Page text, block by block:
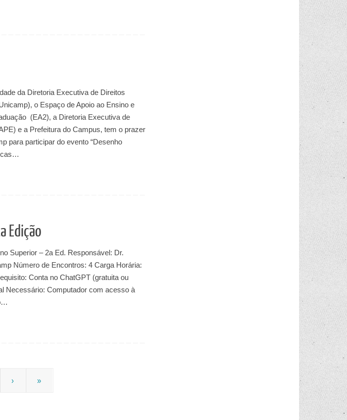
da Diretoria Executiva de Direitos
o Espaço de Apoio ao Ensino e
(EA2), a Diretoria Executiva de
e a Prefeitura do Campus, tem o prazer
para participar do evento “Desenho
Edição
Superior – 2a Ed. Responsável: Dr.
Número de Encontros: 4 Carga Horária:
Conta no ChatGPT (gratuita ou
Necessário: Computador com acesso à
› »